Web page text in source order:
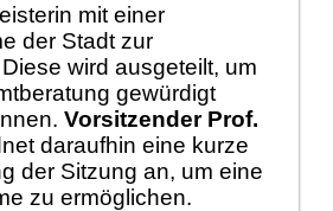
mit einer
der Stadt zur
wird ausgeteilt, um
gewürdigt
Vorsitzender Prof.
daraufhin eine kurze
der Sitzung an, um eine
zu ermöglichen.